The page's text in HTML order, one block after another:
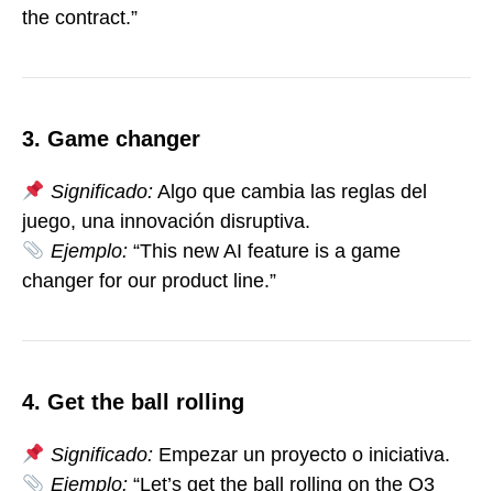
the contract.”
3. Game changer
Significado:Algo que cambia las reglas del
juego, una innovación disruptiva.
Ejemplo:“This new AI feature is a game
changer for our product line.”
4. Get the ball rolling
Significado:Empezar un proyecto o iniciativa.
Ejemplo:“Let’s get the ball rolling on the Q3